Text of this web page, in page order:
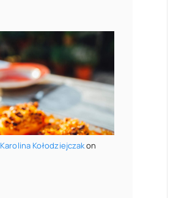
Karolina Kołodziejczakon